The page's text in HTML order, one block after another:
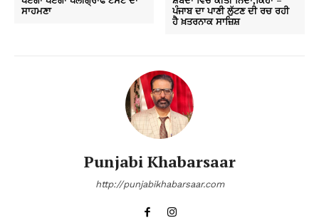
ਸਾਹਮਣਾ
ਪੰਜਾਬ ਦਾ ਪਾਣੀ ਲੁੱਟਣ ਦੀ ਰਚ ਰਹੀ
ਹੈ ਖ਼ਤਰਨਾਕ ਸਾਜ਼ਿਸ਼
Punjabi Khabarsaar
http://punjabikhabarsaar.com